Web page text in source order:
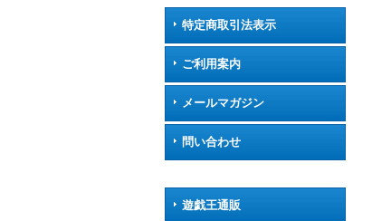
特定商取引法表示
ご利用案内
メールマガジン
問い合わせ
遊戯王通販